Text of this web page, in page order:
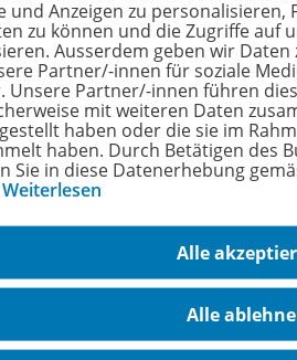
erkennen und untersuchen
erkennen und nutzen
und Standardsprache nutzen
erforschen
Flora 6bietet vier
verknüpft sowie
bearbeitet. Der individuelle
werden unterstützt.
Lerngruppen und das
einen Vorschlag dar. Sie
und Anzeigen zu personalisieren,
zu können und die Zugriffe auf
Ausserdem geben wir
Partner/-innen für soziale
Unsere Partner/-innen führen
mit weiteren Daten
haben oder die sie im
haben. Durch Betätigen des
Sie in diese Datenerhebung
Weiterlesen
Alle
Alle